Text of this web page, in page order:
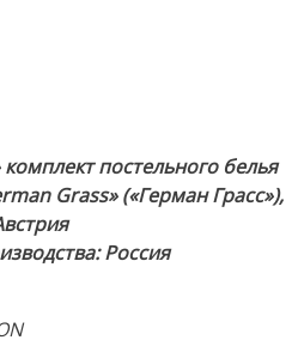
постельного белья
Grass» («Герман Грасс»),
Россия